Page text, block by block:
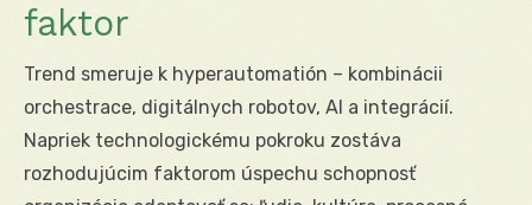
faktor
Trend smeruje k hyperautomatión – kombinácii
orchestrace, digitálnych robotov, AI a integrácií.
Napriek technologickému pokroku zostáva
rozhodujúcim faktorom úspechu schopnosť